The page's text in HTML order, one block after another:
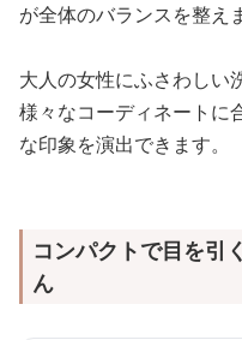
が全体のバランスを整え
大人の女性にふさわしい
様々なコーディネートに
な印象を演出できます。
コンパクトで目を引
ん